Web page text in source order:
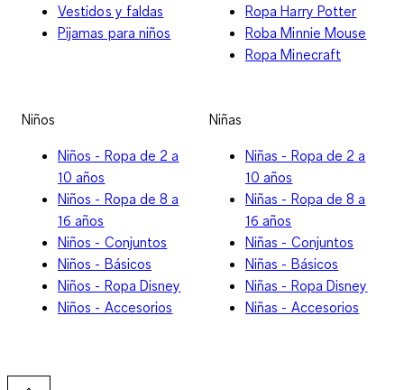
Vestidos y faldas
Pijamas para niños
Ropa Harry Potter
Roba Minnie Mouse
Ropa Minecraft
Niños
Niños - Ropa de 2 a
10 años
Niños - Ropa de 8 a
16 años
Niños - Conjuntos
Niños - Básicos
Niños - Ropa Disney
Niños - Accesorios
Niñas
Niñas - Ropa de 2 a
10 años
Niñas - Ropa de 8 a
16 años
Niñas - Conjuntos
Niñas - Básicos
Niñas - Ropa Disney
Niñas - Accesorios